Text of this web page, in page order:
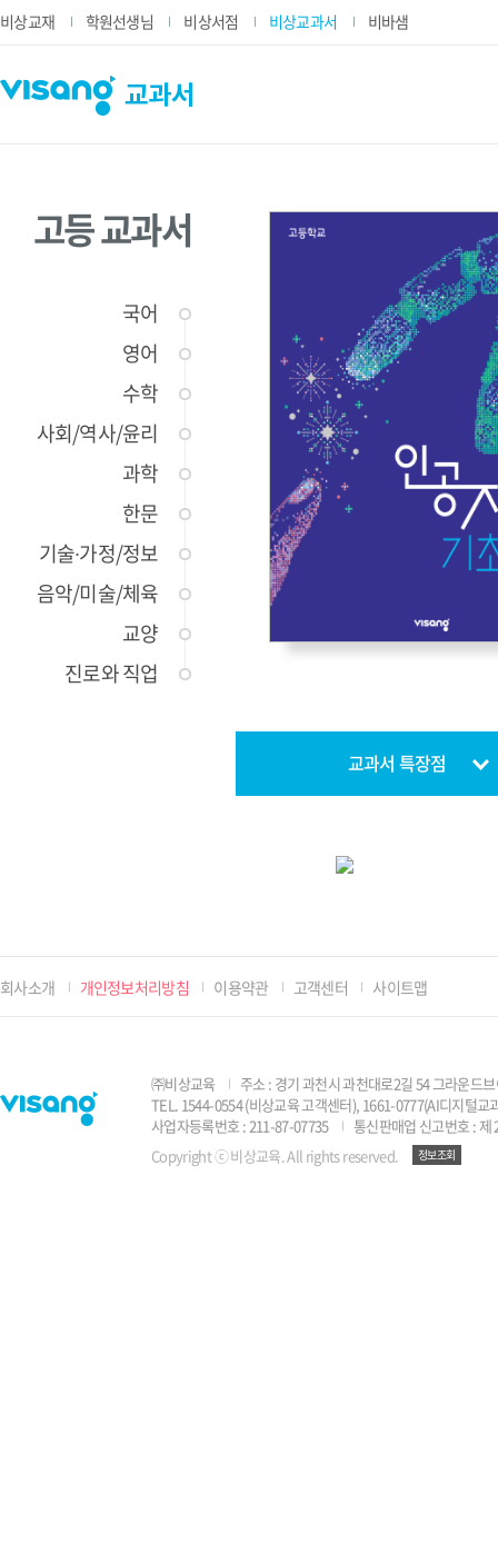
비상교재 학원선생님 비상서점 비상교과서 비바샘
고등 교과서
국어
영어
수학
사회/역사/윤리
과학
한문
기술∙가정/정보
음악/미술/체육
교양
진로와 직업
교과서 특장점
회사소개 개인정보처리방침 이용약관 고객센터 사이트맵
㈜비상교육
주소 : 경기 과천시 과천대로2길 54 그라운드
TEL. 1544-0554 (비상교육 고객센터), 1661-0777(AI디지털교
사업자등록번호 : 211-87-07735
통신판매업 신고번호 :
Copyright ⓒ 비상교육. All rights reserved.
정보조회